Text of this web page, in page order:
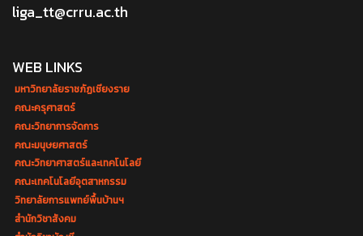
liga_tt@crru.ac.th
WEB LINKS
มหาวิทยาลัยราชภัฏเชียงราย
คณะครุศาสตร์
คณะวิทยาการจัดการ
คณะมนุษยศาสตร์
คณะวิทยาศาสตร์และเทคโนโลยี
คณะเทคโนโลยีอุตสาหกรรม
วิทยาลัยการแพทย์พื้นบ้านฯ
สำนักวิชาสังคม